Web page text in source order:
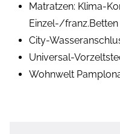
Matratzen: Klima-
Einzel-/franz.Betten
City-
Universal-
Wohnwelt